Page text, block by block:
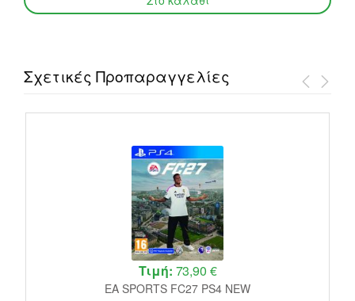
Σχετικές Προπαραγγελίες
Τιμή: 73,90 €
EA SPORTS FC27 PS4 NEW